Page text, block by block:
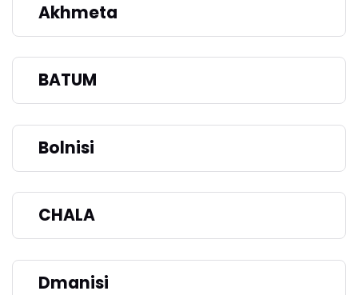
Akhmeta
BATUM
Bolnisi
CHALA
Dmanisi